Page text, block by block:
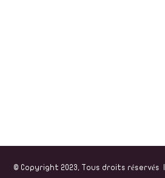
© Copyright 2023, Tous droits réservés |